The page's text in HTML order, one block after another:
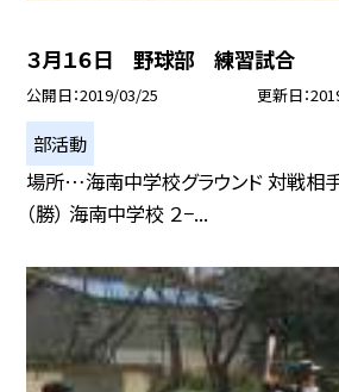
３月１６日 野球部 練習試合
公開日 2019/03/25 更新日
部活動
場所…海南中学校グラウンド 対戦相
（勝） 海南中学校 ２−...